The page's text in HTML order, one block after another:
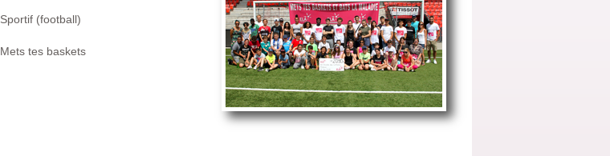
Sportif (football)
Mets tes baskets